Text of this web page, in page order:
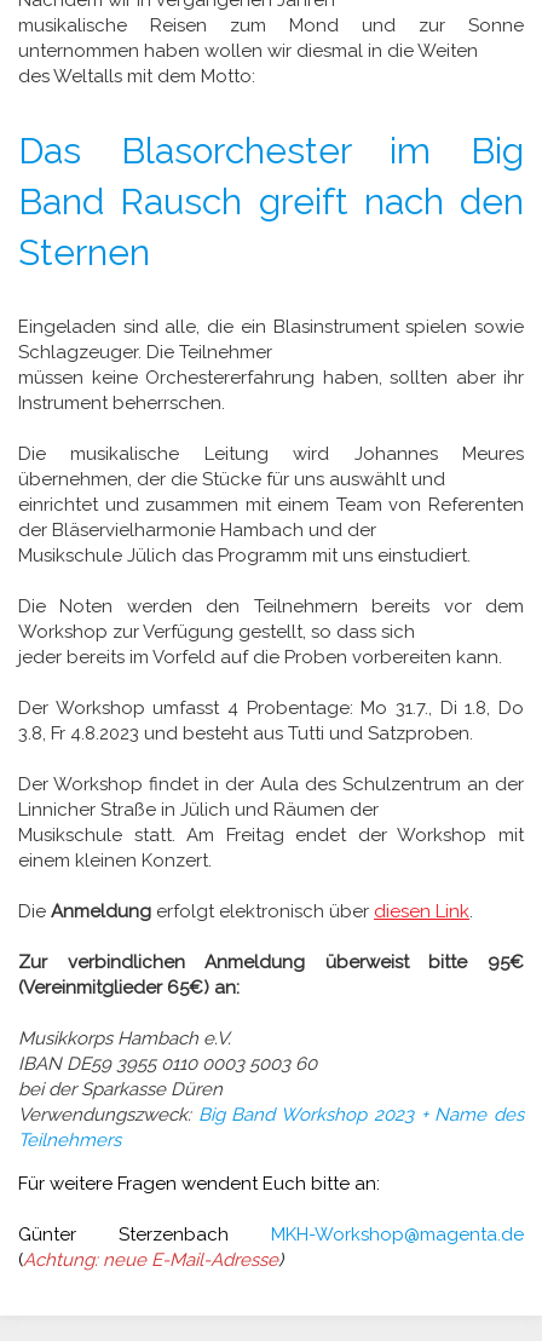
musikalische Reisen zum Mond und zur Sonne
unternommen haben wollen wir diesmal in die Weiten
des Weltalls mit dem Motto:
Das Blasorchester im Big
Band Rausch greift nach den
Sternen
Eingeladen sind alle, die ein Blasinstrument spielen sowie
Schlagzeuger. Die Teilnehmer
müssen keine Orchestererfahrung haben, sollten aber ihr
Instrument beherrschen.
Die musikalische Leitung wird Johannes Meures
übernehmen, der die Stücke für uns auswählt und
einrichtet und zusammen mit einem Team von Referenten
der Bläservielharmonie Hambach und der
Musikschule Jülich das Programm mit uns einstudiert.
Die Noten werden den Teilnehmern bereits vor dem
Workshop zur Verfügung gestellt, so dass sich
jeder bereits im Vorfeld auf die Proben vorbereiten kann.
Der Workshop umfasst 4 Probentage: Mo 31.7., Di 1.8, Do
3.8, Fr 4.8.2023 und besteht aus Tutti und Satzproben.
Der Workshop findet in der Aula des Schulzentrum an der
Linnicher Straße in Jülich und Räumen der
Musikschule statt. Am Freitag endet der Workshop mit
einem kleinen Konzert.
Die Anmeldung erfolgt elektronisch über diesen Link.
Zur verbindlichen Anmeldung überweist bitte 95€
(Vereinmitglieder 65€) an:
Musikkorps Hambach e.V.
IBAN DE59 3955 0110 0003 5003 60
bei der Sparkasse Düren
Verwendungszweck: Big Band Workshop 2023 + Name des
Teilnehmers
Für weitere Fragen wendent Euch bitte an:
Günter Sterzenbach MKH-Workshop@magenta.de
(Achtung: neue E-Mail-Adresse)